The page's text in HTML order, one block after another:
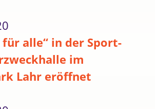
alle“ in der Sport-
im
Lahr eröffnet